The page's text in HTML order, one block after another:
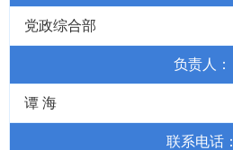
党政综合部
负责人：
谭 海
联系电话：